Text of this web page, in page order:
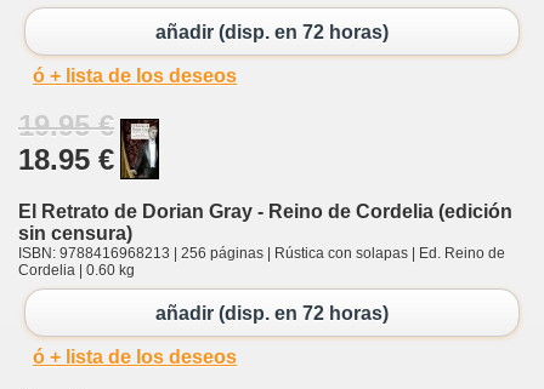
añadir (disp. en 72 horas)
ó + lista de los deseos
19.95 €
18.95 €
El Retrato de Dorian Gray - Reino de Cordelia (edición
sin censura)
ISBN: 9788416968213 | 256 páginas | Rústica con solapas | Ed. Reino de
Cordelia | 0.60 kg
añadir (disp. en 72 horas)
ó + lista de los deseos